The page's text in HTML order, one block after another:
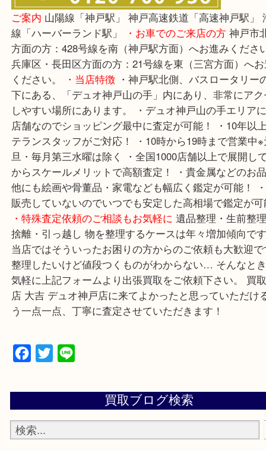
・最
ご案内山陽線「神戸駅」 神戸高速鉄道「高速神戸
線「ハーバーランド駅」 ・お車でのご来店の方神
方面の方：428号線を南（神戸駅方面）へお進みく
兵庫区・長田区方面の方：21号線を東（三宮方面）
ください。・当店特徴 ・神戸駅北側、バスロータ
下にある、「デュオ神戸山の手」内にあり、非常に
しやすい場所にあります。 ・デュオ神戸山の手エ
店舗なのでショッピング最中に査定が可能！ ・10
テランスタッフがご対応！ ・10時から19時まで営
旦・毎月第三水曜は除く ・全国1000店舗以上で展
からスケールメリットで高額査定！ ・貴金属など
販売していないのでいつでも安定した高相場で鑑定
・特殊査定依頼のご相談もお気軽に
当店ではそういったお困りの方からのご依頼も大歓
整理したいけど値段つくものがわからない… そん
気軽に上記フォームより出張買取をご依頼下さい。
店 大吉 デュオ神戸店に来てよかったと思っていた